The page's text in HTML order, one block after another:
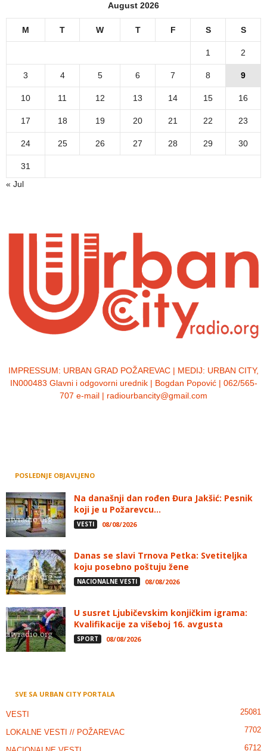
August 2026
M T W T F S S
1 2
3 4 5 6 7 8 9
10 11 12 13 14 15 16
17 18 19 20 21 22 23
24 25 26 27 28 29 30
31
« Jul
IMPRESSUM: URBAN GRAD POŽAREVAC | MEDIJ: URBAN CITY,
IN000483 Glavni i odgovorni urednik | Bogdan Popović | 062/565-
707 e-mail | radiourbancity@gmail.com
POSLEDNJE OBJAVLJENO
Na današnji dan rođen Đura Jakšić: Pesnik
koji je u Požarevcu...
VESTI 08/08/2026
Danas se slavi Trnova Petka: Svetiteljka
koju posebno poštuju žene
NACIONALNE VESTI 08/08/2026
U susret Ljubičevskim konjičkim igrama:
Kvalifikacije za višeboj 16. avgusta
SPORT 08/08/2026
SVE SA URBAN CITY PORTALA
VESTI 25081
LOKALNE VESTI // POŽAREVAC 7702
6712